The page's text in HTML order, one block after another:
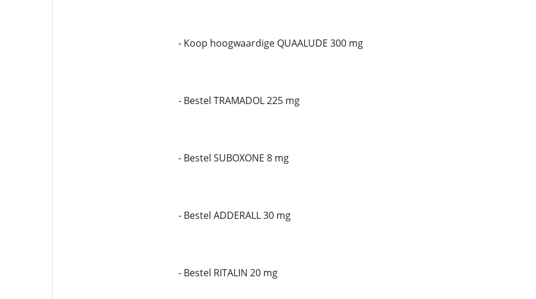
- Koop hoogwaardige QUAALUDE 300 mg
- Bestel TRAMADOL 225 mg
- Bestel SUBOXONE 8 mg
- Bestel ADDERALL 30 mg
- Bestel RITALIN 20 mg